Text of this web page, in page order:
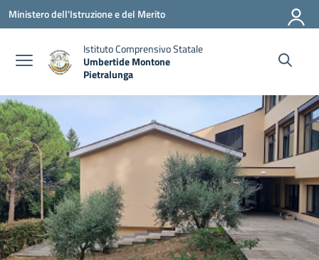
Vai ai contenuti
Vai al menu di navigazione
Vai al footer
Ministero dell'Istruzione e del Merito
Istituto Comprensivo Statale
Umbertide Montone
Pietralunga